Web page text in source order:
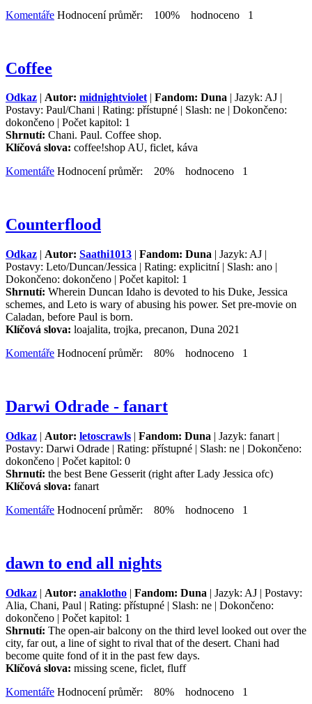
Komentáře Hodnocení průměr: 100% hodnoceno 1
Coffee
Odkaz | Autor: midnightviolet| Fandom: Duna | Jazyk: AJ |
Postavy: Paul/Chani | Rating: přístupné | Slash: ne | Dokončeno:
dokončeno | Počet kapitol: 1
Shrnutí: Chani. Paul. Coffee shop.
Klíčová slova: coffee!shop AU, ficlet, káva
Komentáře Hodnocení průměr: 20% hodnoceno 1
Counterflood
Odkaz | Autor: Saathi1013 | Fandom: Duna | Jazyk: AJ |
Postavy: Leto/Duncan/Jessica | Rating: explicitní | Slash: ano |
Dokončeno: dokončeno | Počet kapitol: 1
Shrnutí: Wherein Duncan Idaho is devoted to his Duke, Jessica
schemes, and Leto is wary of abusing his power. Set pre-movie on
Caladan, before Paul is born.
Klíčová slova: loajalita, trojka, precanon, Duna 2021
Komentáře Hodnocení průměr: 80% hodnoceno 1
Darwi Odrade - fanart
Odkaz | Autor: letoscrawls | Fandom: Duna | Jazyk: fanart |
Postavy: Darwi Odrade | Rating: přístupné | Slash: ne | Dokončeno:
dokončeno | Počet kapitol: 0
Shrnutí: the best Bene Gesserit (right after Lady Jessica ofc)
Klíčová slova: fanart
Komentáře Hodnocení průměr: 80% hodnoceno 1
dawn to end all nights
Odkaz | Autor: anaklotho | Fandom: Duna | Jazyk: AJ | Postavy:
Alia, Chani, Paul | Rating: přístupné | Slash: ne | Dokončeno:
dokončeno | Počet kapitol: 1
Shrnutí: The open-air balcony on the third level looked out over the
city, far out, a line of sight to rival that of the desert. Chani had
become quite fond of it in the past few days.
Klíčová slova: missing scene, ficlet, fluff
Komentáře Hodnocení průměr: 80% hodnoceno 1